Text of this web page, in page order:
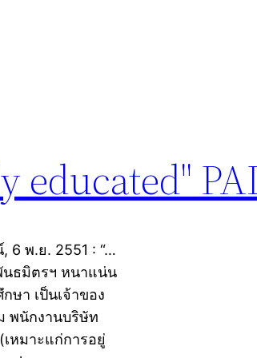
educated"
6 พ.ย. 2551 : “…
นธมิตรฯ หนาแน่น
ษา เป็นเจ้าของ
พนักงานบริษัท
เหมาะแก่การอยู่